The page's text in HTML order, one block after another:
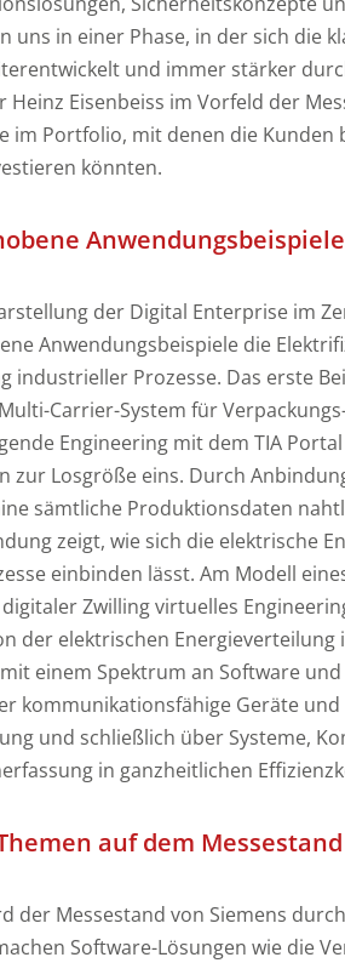
uns in einer Phase, in der sich die
und immer stärker
Heinz Eisenbeiss im Vorfeld der
im Portfolio, mit denen die
könnten.
Anwendungsbeispiele
der Digital Enterprise im
Anwendungsbeispiele die
industrieller Prozesse. Das erste
Carrier-System für
Engineering mit dem TIA
zur Losgröße eins. Durch
sämtliche Produktionsdaten
zeigt, wie sich die elektrische
einbinden lässt. Am Modell
Zwilling virtuelles
der elektrischen
einem Spektrum an Software
kommunikationsfähige Geräte
und schließlich über Systeme,
in ganzheitlichen
auf dem Messestand
der Messestand von Siemens
Software-Lösungen wie die